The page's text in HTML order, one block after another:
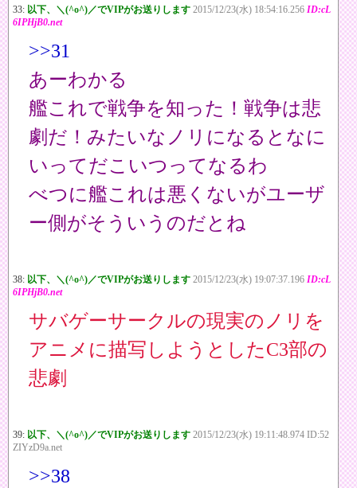
33: 以下、＼(^o^)／でVIPがお送りします 2015/12/23(水) 18:54:16.256 ID:cL
6IPHjB0.net
>>31
あーわかる
艦これで戦争を知った！戦争は悲
劇だ！みたいなノリになるとなに
いってだこいつってなるわ
べつに艦これは悪くないがユーザ
ー側がそういうのだとね
38: 以下、＼(^o^)／でVIPがお送りします 2015/12/23(水) 19:07:37.196 ID:cL
6IPHjB0.net
サバゲーサークルの現実のノリを
アニメに描写しようとしたC3部の
悲劇
39: 以下、＼(^o^)／でVIPがお送りします 2015/12/23(水) 19:11:48.974 ID:52
ZIYzD9a.net
>>38